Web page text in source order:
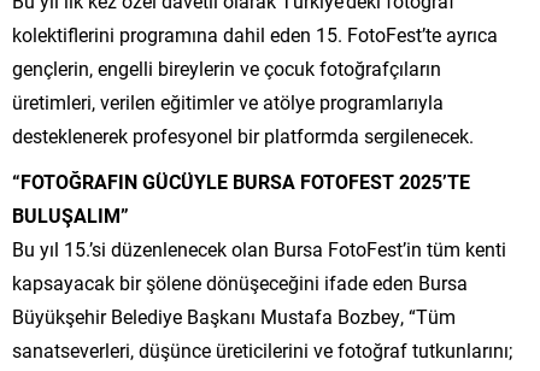
kolektiflerini programına dahil eden 15. FotoFest’te ayrıca
gençlerin, engelli bireylerin ve çocuk fotoğrafçıların
üretimleri, verilen eğitimler ve atölye programlarıyla
desteklenerek profesyonel bir platformda sergilenecek.
“FOTOĞRAFIN GÜCÜYLE BURSA FOTOFEST 2025’TE
BULUŞALIM”
Bu yıl 15.’si düzenlenecek olan Bursa FotoFest’in tüm kenti
kapsayacak bir şölene dönüşeceğini ifade eden Bursa
Büyükşehir Belediye Başkanı Mustafa Bozbey, “Tüm
sanatseverleri, düşünce üreticilerini ve fotoğraf tutkunlarını;